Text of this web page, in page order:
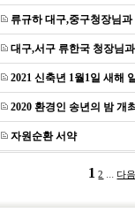
류규하 대구,중구청장님과
대구,서구 류한국 청장님
2021 신축년 1월1일 새해
2020 환경인 송년의 밤 개
자원순환 서약
1 2 ... 다